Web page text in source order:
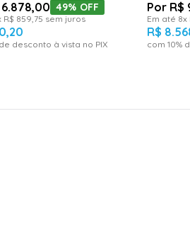
6.878,00 49% OFF
R$ 859 75 sem juros
,20
desconto à vista no PIX
R$
Em até 8x
R$ 8.
com 10%